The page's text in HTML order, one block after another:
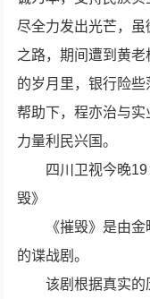
尽全力发出光芒，
之路，期间遭到黄
的岁月里，银行险
帮助下，程亦治与
力量利民兴国。
四川卫视今晚
毁》
《摧毁》是由
的谍战剧。
该剧根据真实